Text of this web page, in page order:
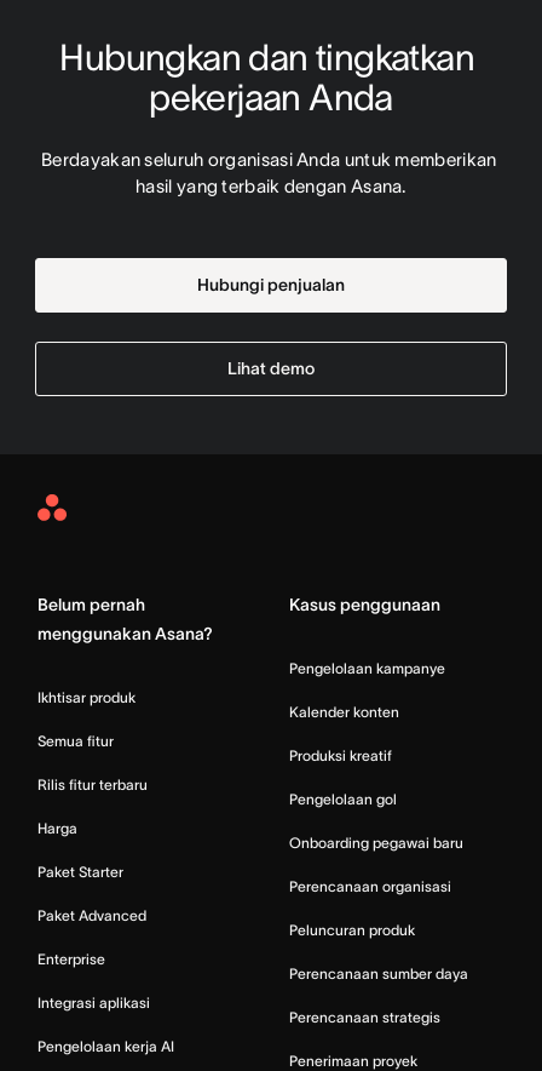
Hubungkan dan tingkatkan
pekerjaan Anda
Berdayakan seluruh organisasi Anda untuk memberikan
hasil yang terbaik dengan Asana.
Hubungi penjualan
Lihat demo
Asana
Belum pernah
menggunakan Asana?
Ikhtisar produk
Semua fitur
Rilis fitur terbaru
Harga
Paket Starter
Paket Advanced
Enterprise
Integrasi aplikasi
Pengelolaan kerja AI
Kasus penggunaan
Pengelolaan kampanye
Kalender konten
Produksi kreatif
Pengelolaan gol
Onboarding pegawai baru
Perencanaan organisasi
Peluncuran produk
Perencanaan sumber daya
Perencanaan strategis
Penerimaan proyek